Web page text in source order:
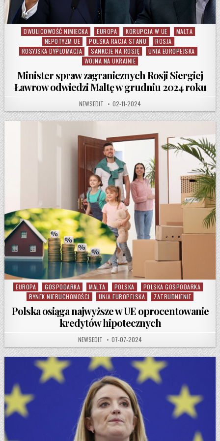
Posted in
DWULICOWOŚĆ NIMIECKA EUROPA KORUPCJA W UE
MALTA
NEPOTYZM UE
POLSKA RACJA STANU
ROSJA
ROSYJSKA DYPLOMACJA
SANKCJE NA ROSJĘ
UNIA EUROPEJSKA
WOJNA NA UKRAINIE
Minister spraw zagranicznych Rosji Siergiej
Ławrow odwiedzi Maltę w grudniu 2024 roku
AUTHOR:
NEWSEDIT PUBLISHED DATE:
02-11-2024
Posted in
EUROPA GOSPODARKA MALTA POLSKA
POLSKA GOSPODARKA
RYNEK NIERUCHOMOŚCI
UNIA EUROPEJSKA ZATRUDNIENIE
Polska osiąga najwyższe w UE oprocentowanie
kredytów hipotecznych
AUTHOR:
NEWSEDIT PUBLISHED DATE:
07-07-2024